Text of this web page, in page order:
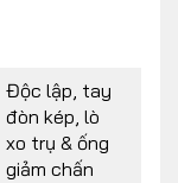
Độc lập, tay
đòn kép, lò
xo trụ & ống
giảm chấn